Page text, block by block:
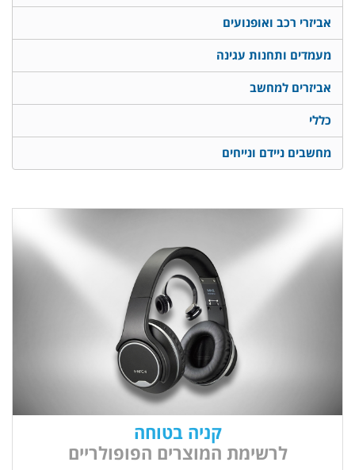
אביזרי רכב ואופנועים
מעמדים ותחנות עגינה
אביזרים למחשב
כללי
מחשבים ניידם ונייחים
קניה בטוחה
לרשימת המוצרים הפופולריים